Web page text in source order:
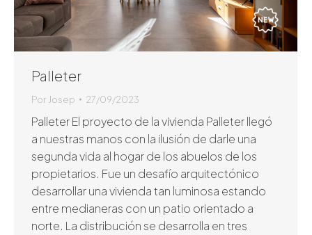
Palleter
Por Josep 27/09/2023
Palleter El proyecto de la vivienda Palleter llegó
a nuestras manos con la ilusión de darle una
segunda vida al hogar de los abuelos de los
propietarios. Fue un desafío arquitectónico
desarrollar una vivienda tan luminosa estando
entre medianeras con un patio orientado a
norte. La distribución se desarrolla en tres